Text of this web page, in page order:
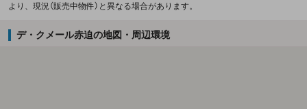
より、現況（販売中物件）と異なる場合があります。
デ・クメール赤迫の地図・周辺環境